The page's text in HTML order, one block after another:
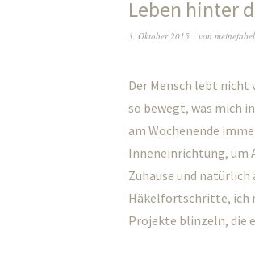
Leben hinter
3. Oktober 2015 von
Der Mensch lebt nicht
so bewegt, was mich
am Wochenende
Inneneinrichtung, um
Zuhause und
Häkelfortschritte, ich
Projekte blinzeln, die